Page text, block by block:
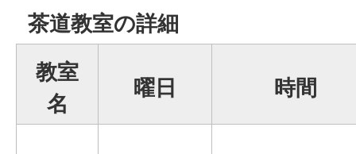
茶道教室の詳細
教室
名
曜日 時間